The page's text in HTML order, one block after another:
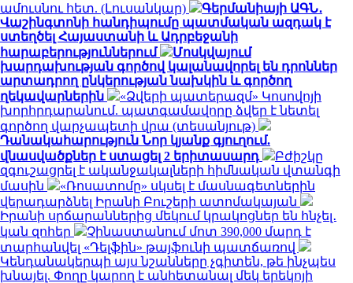
ամուսնու հետ. (Լուսանկար)
Գերմանիայի ԱԳՆ․
Վաշինգտոնի հանդիպումը պատմական ազդակ է
ստեղծել Հայաստանի և Ադրբեջանի
հարաբերություններում
Մոսկվայում
խարդախության գործով կալանավորել են դրոններ
արտադրող ընկերության նախկին և գործող
ղեկավարներին
«Ձվերի պատերազմ» Կոսովոյի
խորհրդարանում. պատգամավորը ձվեր է նետել
գործող վարչապետի վրա (տեսանյութ)
Դանակահարություն Նոր կյանք գյուղում.
վնասվածքներ է ստացել 2 երիտասարդ
Բժիշկը
զգուշացրել է ականջակալների հիմնական վտանգի
մասին
«Ռոսատոմը» սկսել է մասնագետներին
վերադարձնել Իրանի Բուշերի ատոմակայան
Իրանի սրճարաններից մեկում կրակոցներ են հնչել․
կան զոհեր
Չինաստանում մոտ 390,000 մարդ է
տարհանվել «Դելֆին» թայֆունի պատճառով
Կենդանակերպի այս նշանները չգիտեն, թե ինչպես
խնայել. Փողը կարող է անհետանալ մեկ երեկոյի